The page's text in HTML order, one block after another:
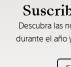
Descubra las
durante el año